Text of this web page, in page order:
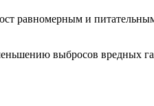
равномерным и
выбросов вредных